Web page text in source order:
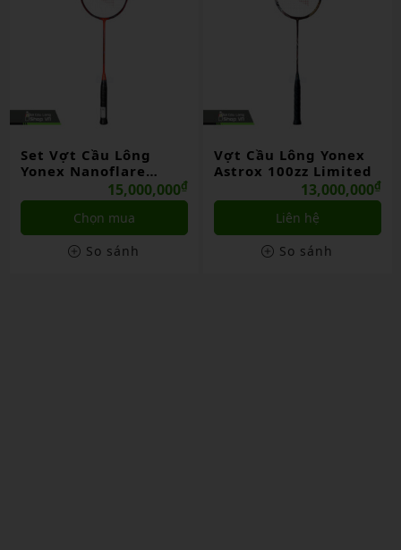
Vợt Cầu Lông Yonex
Astrox 100zz Limited
13,000,000₫
Liên hệ
So sánh
Vợt Cầu Lông Yonex
Astrox 77 Play ND
1,149,000₫
Liên hệ
So sánh